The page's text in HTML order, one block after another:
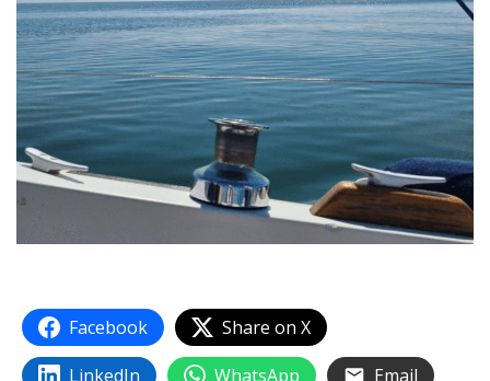
Facebook
Share on X
LinkedIn
WhatsApp
Email